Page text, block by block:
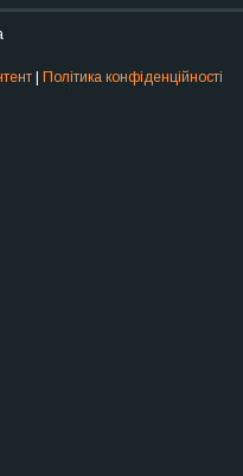
| Політика конфіденційності